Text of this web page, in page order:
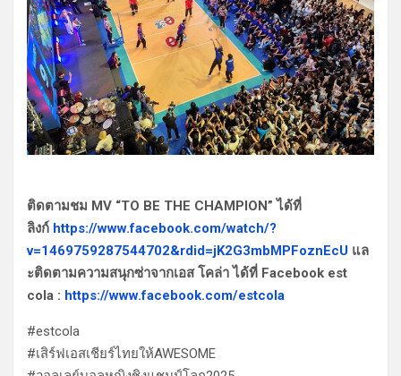
ติดตามชม MV “TO BE THE CHAMPION” ได้ที่
ลิงก์ https://www.facebook.com/watch/?
v=1469759287544702&rdid=jK2G3mbMPFoznEcU แล
ะติดตามความสนุกซ่าจากเอส โคล่า ได้ที่ Facebook est
cola : https://www.facebook.com/estcola
#estcola
#เสิร์ฟเอสเชียร์ไทยให้AWESOME